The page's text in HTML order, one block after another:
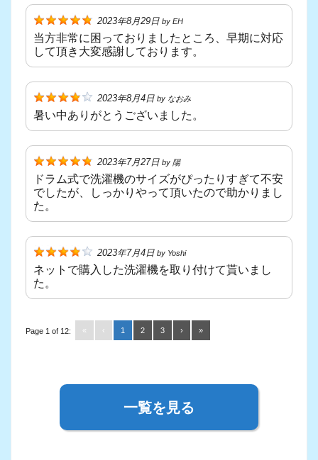
2023年8月29日 by EH
当方非常に困っておりましたところ、早期に対応
して頂き大変感謝しております。
2023年8月4日 by なおみ
暑い中ありがとうございました。
2023年7月27日 by 陽
ドラム式で洗濯機のサイズがぴったりすぎて不安
でしたが、しっかりやって頂いたので助かりまし
た。
2023年7月4日 by Yoshi
ネットで購入した洗濯機を取り付けて貰いまし
た。
Page 1 of 12: « ‹ 1 2 3 › »
一覧を見る